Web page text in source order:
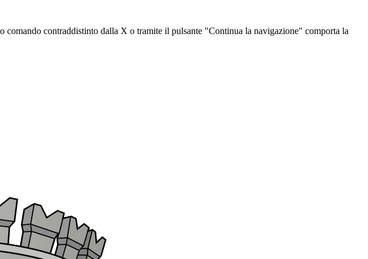
contraddistinto dalla X o tramite il pulsante "Continua la navigazione" comporta la